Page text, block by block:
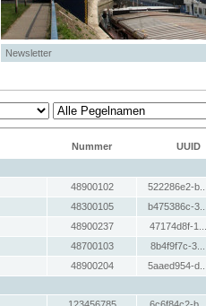
Newsletter
Nummer UUID
48900102 522286e2-b...
48300105 b475386c-3...
48900237 47174d8f-1...
48700103 8b4f9f7c-3...
48900204 5aaed954-d...